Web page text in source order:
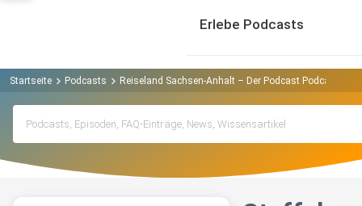
Erlebe Podcasts
Startseite Podcasts Reiseland Sachsen-Anhalt – Der Podcast Podcast